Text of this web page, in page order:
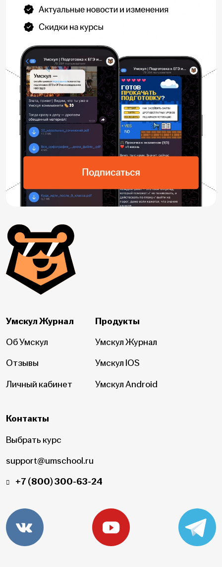
Умскул Журнал
Об Умскул
Отзывы
Личный кабинет
Продукты
Умскул Журнал
Умскул IOS
Умскул Android
Контакты
Выбрать курс
support@umschool.ru
+7 (800) 300-63-24